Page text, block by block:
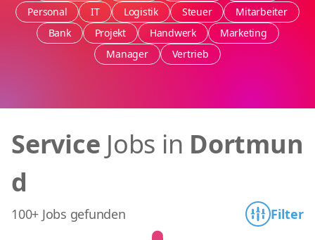
Personal
IT Logistik Steuer
Mitarbeiter
Bank
Projekt Handwerk
Marketing
Manager
Vertrieb
Service Jobs in Dortmun
d
100+ Jobs gefunden Filter